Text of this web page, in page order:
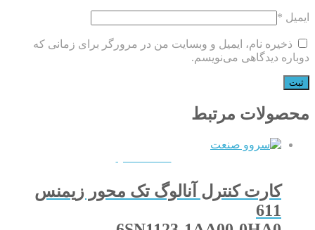
ایمیل *
ذخیره نام، ایمیل و وبسایت من در مرورگر برای زمانی که
دوباره دیدگاهی می‌نویسم.
محصولات مرتبط
کارت کنترل آنالوگ تک محور زیمنس
611